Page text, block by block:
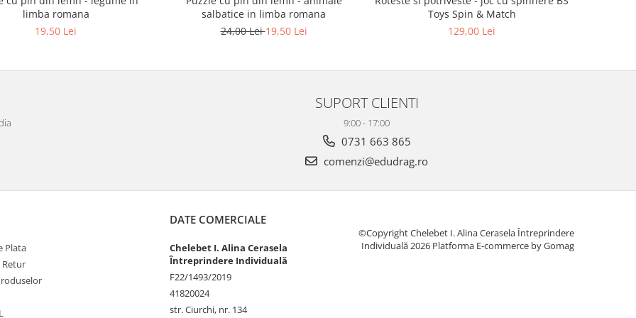
limba romana
19,50 Lei
salbatice in limba romana
24,00 Lei19,50 Lei
Toys Spin & Match
129,00 Lei
SUPORT CLIENTI
9:00 - 17:00
0731 663 865
comenzi@edudrag.ro
Plata
Retur
DATE COMERCIALE
Chelebet I. Alina Cerasela
Întreprindere Individuală
F22/1493/2019
41820024
str. Ciurchi, nr. 134
©Copyright Chelebet I. Alina Cerasela Întreprindere
Individuală 2026 Platforma E-commerce by Gomag